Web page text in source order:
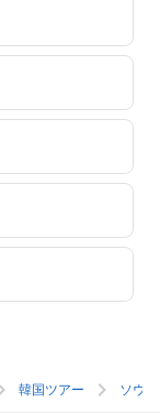
韓国ツアー ソウ